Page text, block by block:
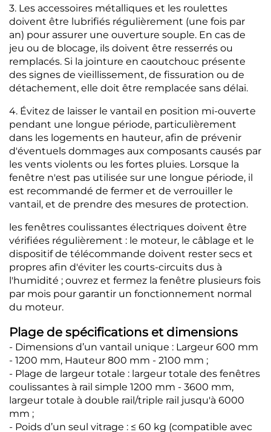
3. Les accessoires métalliques et les roulettes
doivent être lubrifiés régulièrement (une fois par
an) pour assurer une ouverture souple. En cas de
jeu ou de blocage, ils doivent être resserrés ou
remplacés. Si la jointure en caoutchouc présente
des signes de vieillissement, de fissuration ou de
détachement, elle doit être remplacée sans délai.
4. Évitez de laisser le vantail en position mi-ouverte
pendant une longue période, particulièrement
dans les logements en hauteur, afin de prévenir
d'éventuels dommages aux composants causés par
les vents violents ou les fortes pluies. Lorsque la
fenêtre n'est pas utilisée sur une longue période, il
est recommandé de fermer et de verrouiller le
vantail, et de prendre des mesures de protection.
les fenêtres coulissantes électriques doivent être
vérifiées régulièrement : le moteur, le câblage et le
dispositif de télécommande doivent rester secs et
propres afin d'éviter les courts-circuits dus à
l'humidité ; ouvrez et fermez la fenêtre plusieurs fois
par mois pour garantir un fonctionnement normal
du moteur.
Plage de spécifications et dimensions
- Dimensions d’un vantail unique : Largeur 600 mm
- 1200 mm, Hauteur 800 mm - 2100 mm ;
- Plage de largeur totale : largeur totale des fenêtres
coulissantes à rail simple 1200 mm - 3600 mm,
largeur totale à double rail/triple rail jusqu'à 6000
mm ;
- Poids d’un seul vitrage : ≤ 60 kg (compatible avec